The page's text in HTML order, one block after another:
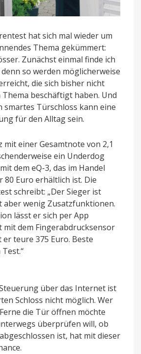
hat sich mal wieder um
Thema gekümmert:
Zunächst einmal finde ich
so werden möglicherweise
die sich bisher nicht
beschäftigt haben. Und
smartes Türschloss kann eine
für den Alltag sein.
mit einer Gesamtnote von 2,1
ein Underdog
dem eQ-3, das im Handel
Euro erhältlich ist. Die
schreibt: „Der Sieger ist
aber wenig Zusatzfunktionen.
lässt er sich per App
mit dem Fingerabdrucksensor
er teure 375 Euro. Beste
über das Internet ist
Schloss nicht möglich. Wer
die Tür öffnen möchte
überprüfen will, ob
ist, hat mit dieser